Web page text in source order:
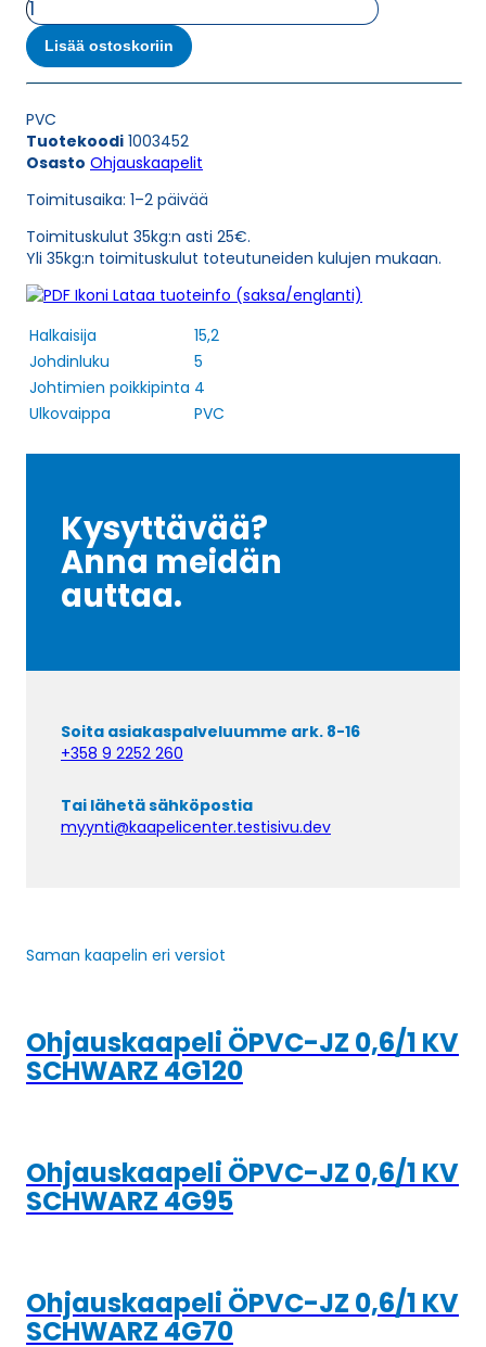
ÖPVC-
JZ
0,6/1
KV
SCHWARZ
5G4
määrä
Lisää ostoskoriin
PVC
Tuotekoodi 1003452
Osasto Ohjauskaapelit
Toimitusaika: 1–2 päivää
Toimituskulut 35kg:n asti 25€.
Yli 35kg:n toimituskulut toteutuneiden kulujen mukaan.
Lataa tuoteinfo (saksa/englanti)
Halkaisija
15,2
Johdinluku
5
Johtimien poikkipinta 4
Ulkovaippa
PVC
Kysyttävää?
Anna meidän
auttaa.
Soita asiakaspalveluumme ark. 8-16
+358 9 2252 260
Tai lähetä sähköpostia
myynti@kaapelicenter.testisivu.dev
Saman kaapelin eri versiot
Ohjauskaapeli ÖPVC-JZ 0,6/1 KV
SCHWARZ 4G120
Ohjauskaapeli ÖPVC-JZ 0,6/1 KV
SCHWARZ 4G95
Ohjauskaapeli ÖPVC-JZ 0,6/1 KV
SCHWARZ 4G70